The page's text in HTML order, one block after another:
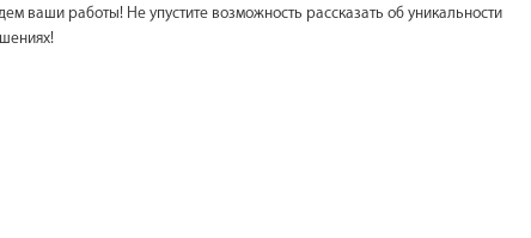
ваши работы! Не упустите возможность рассказать об уникальности